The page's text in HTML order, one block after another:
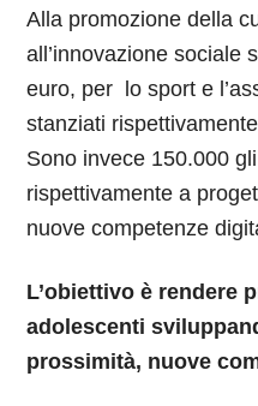
Alla promozione della
all’innovazione sociale
euro, per lo sport e
stanziati
Sono invece 150.000
rispettivamente a
nuove competenze
L’obiettivo è rendere
adolescenti
prossimità, nuove